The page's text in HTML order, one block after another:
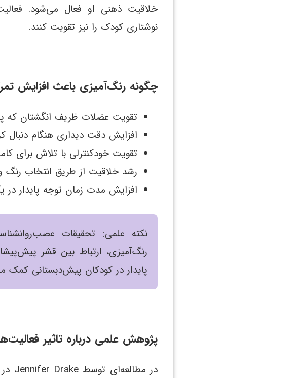
خلاقیت ذهنی او فعال می‌شود.
نوشتاری کودک را نیز تقویت کنند.
چگونه رنگ‌آمیزی باعث افزایش
تقویت عضلات ظریف انگشتان که
افزایش دقت دیداری هنگام
تقویت خودکنترلی با تلاش برای
رشد خلاقیت از طریق انتخاب رنگ
افزایش مدت زمان توجه پایدار در
نکته علمی: تحقیقات
رنگ‌آمیزی، ارتباط بین قشر
پایدار در کودکان پیش‌دبستانی کمک
پژوهش علمی درباره تاثیر